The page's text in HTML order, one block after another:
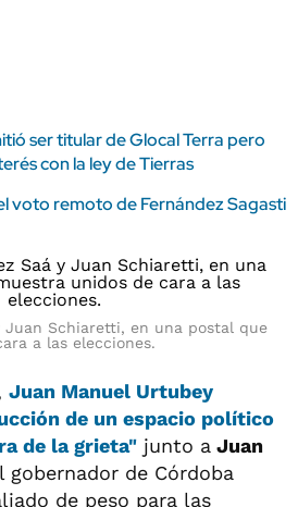
ser titular de Glocal Terra pero
con la ley de Tierras
voto remoto de Fernández Sagasti
Juan Schiaretti, en una postal que
a las elecciones.
Juan Manuel Urtubey
de un espacio político
de la grieta" junto a Juan
gobernador de Córdoba
de peso para las